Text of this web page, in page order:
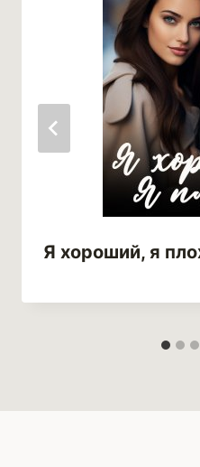
Я хороший, я